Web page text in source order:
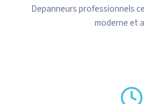
Depanneurs professionnels
moderne et